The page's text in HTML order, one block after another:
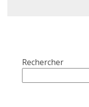
Rechercher